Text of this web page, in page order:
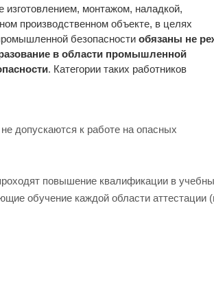
изготовлением, монтажом, наладкой,
производственном объекте, в целях
безопасности обязаны не
в области промышленной
. Категории таких работников
допускаются к работе на опасных
повышение квалификации в
обучение каждой области аттестации